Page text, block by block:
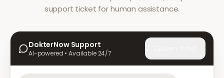
support ticket for human assistance.
DokterNow Support
AI-powered • Available 24/7